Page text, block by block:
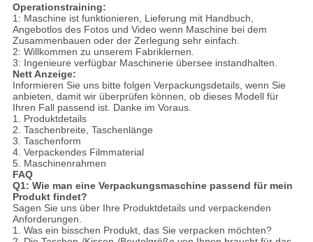
Operationstraining:
1: Maschine ist funktionieren, Lieferung mit Handbuch,
Angebotlos des Fotos und Video wenn Maschine bei dem
Zusammenbauen oder der Zerlegung sehr einfach.
2: Willkommen zu unserem Fabriklernen.
3: Ingenieure verfügbar Maschinerie übersee instandhalten.
Nett Anzeige:
Informieren Sie uns bitte folgen Verpackungsdetails, wenn Sie
anbieten, damit wir überprüfen können, ob dieses Modell für
Ihren Fall passend ist. Danke im Voraus.
1. Produktdetails
2. Taschenbreite, Taschenlänge
3. Taschenform
4. Verpackendes Filmmaterial
5. Maschinenrahmen
FAQ
Q1: Wie man eine Verpackungsmaschine passend für mein
Produkt findet?
Sagen Sie uns über Ihre Produktdetails und verpackenden
Anforderungen.
1. Was ein bisschen Produkt, das Sie verpacken möchten?